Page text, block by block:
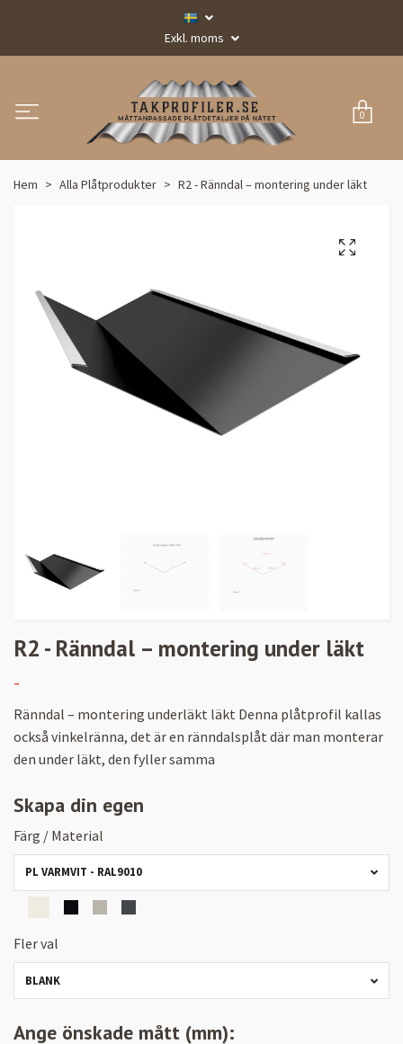
Exkl. moms
0
Hem Alla Plåtprodukter R2 - Ränndal – montering under läkt
R2 - Ränndal – montering under läkt
-
Ränndal – montering underläkt läkt Denna plåtprofil kallas
också vinkelränna, det är en ränndalsplåt där man monterar
den under läkt, den fyller samma
Skapa din egen
Färg / Material
PL VARMVIT - RAL9010
Fler val
BLANK
Ange önskade mått (mm):